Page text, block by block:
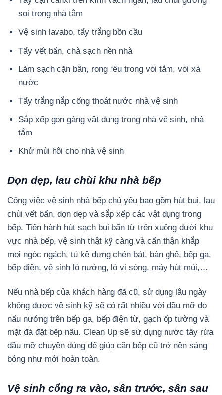
soi trong nhà tắm
Vệ sinh lavabo, tẩy trắng bồn cầu
Tẩy vết bẩn, chà sạch nền nhà
Làm sạch cặn bẩn, rong rêu trong vòi tắm, vòi xả
nước
Tẩy trắng nắp cống thoát nước nhà vệ sinh
Sắp xếp gọn gàng vật dụng trong nhà vệ sinh, nhà
tắm
Khử mùi hôi cho nhà vệ sinh
Dọn dẹp, lau chùi khu nhà bếp
Công việc vệ sinh nhà bếp chủ yếu bao gồm hút bụi, lau
chùi vết bẩn, dọn dẹp và sắp xếp các vật dụng trong
bếp. Tiến hành hút sạch bụi bẩn từ trên xuống dưới khu
vực nhà bếp, vệ sinh thật kỹ càng và cẩn thận khắp
mọi ngóc ngách, tủ kệ đựng chén bát, bàn ghế, bếp ga,
bếp điện, vệ sinh lò nướng, lò vi sóng, máy hút mùi,…
Nếu nhà bếp của khách hàng đã cũ, sử dụng lâu ngày
không được vệ sinh kỹ sẽ có rất nhiều với dầu mỡ do
nấu nướng trên bếp ga, bếp điện từ, gạch ốp tường và
mặt đá đặt bếp nấu. Clean Up sẽ sử dụng nước tẩy rửa
dầu mỡ chuyên dùng để giúp căn bếp cũ trở nên sáng
bóng như mới hoàn toàn.
Vệ sinh cổng ra vào, sân trước, sân sau